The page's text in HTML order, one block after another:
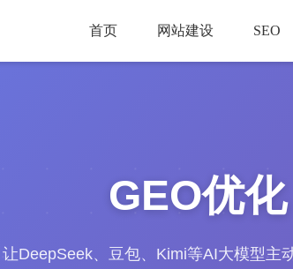
首页 网站建设 SEO
GEO优化
让DeepSeek、豆包、Kimi等AI大模型主